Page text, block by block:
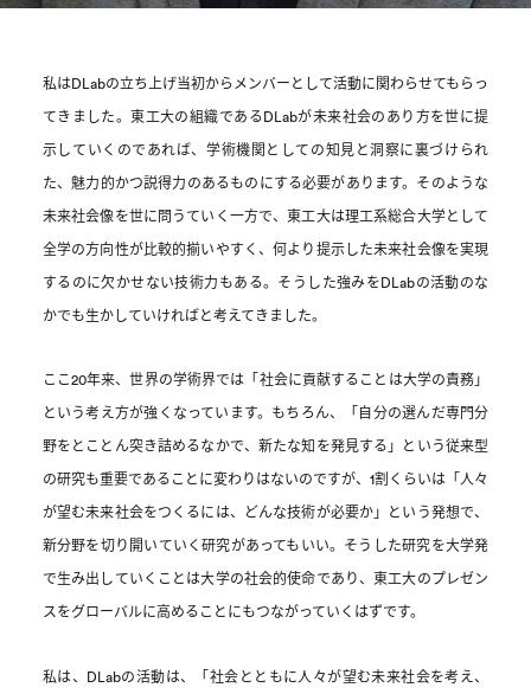
私はDLabの立ち上げ当初からメンバーとして活動に関わらせてもらっ
てきました。東工大の組織であるDLabが未来社会のあり方を世に提
示していくのであれば、学術機関としての知見と洞察に裏づけられ
た、魅力的かつ説得力のあるものにする必要があります。そのような
未来社会像を世に問うていく一方で、東工大は理工系総合大学として
全学の方向性が比較的揃いやすく、何より提示した未来社会像を実現
するのに欠かせない技術力もある。そうした強みをDLabの活動のな
かでも生かしていければと考えてきました。
ここ20年来、世界の学術界では「社会に貢献することは大学の責務」
という考え方が強くなっています。もちろん、「自分の選んだ専門分
野をとことん突き詰めるなかで、新たな知を発見する」という従来型
の研究も重要であることに変わりはないのですが、1割くらいは「人々
が望む未来社会をつくるには、どんな技術が必要か」という発想で、
新分野を切り開いていく研究があってもいい。そうした研究を大学発
で生み出していくことは大学の社会的使命であり、東工大のプレゼン
スをグローバルに高めることにもつながっていくはずです。
私は、DLabの活動は、「社会とともに人々が望む未来社会を考え、